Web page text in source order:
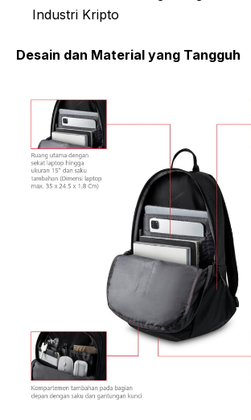
Industri Kripto
Desain dan Material yang Tangguh